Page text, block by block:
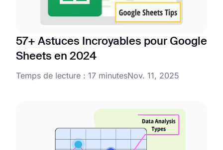
57+ Astuces Incroyables pour Google
Sheets en 2024
Temps de lecture : 17 minutesNov. 11, 2025